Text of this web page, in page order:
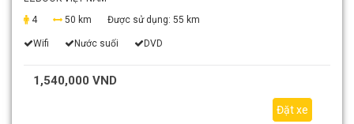
4
50 km Được sử dụng: 55 km
Wifi Nước suối DVD
1,540,000 VND
Đặt xe